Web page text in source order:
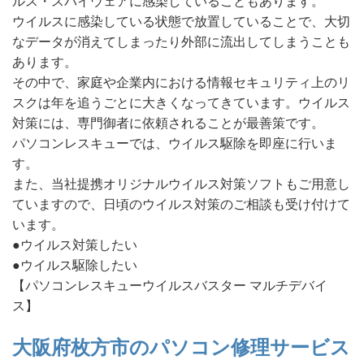
ウイルスに感染している状態で放置していることで、大切
なデータが消えてしまったり外部に流出してしまうことも
あります。
その中で、家庭や企業内における情報セキュリティ上のリ
スクは年を追うごとに大きくなってきています。ウイルス
対策には、専門御者に依頼されることが最善策です。
パソコンレスキューでは、ウイルス駆除を即座に行いま
す。
また、当社提携オリジナルウイルス対策ソフトもご用意し
ていますので、日頃のウイルス対策のご相談も受け付けて
います。
●ウイルス対策したい
●ウイルス駆除したい
【パソコンレスキューウイルスバスター マルチデバイ
ス】
大阪府枚方市のパソコン修理サービス